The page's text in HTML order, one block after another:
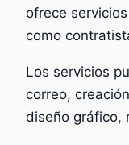
ofrece
como
Los servicios
correo,
diseño gráfico,